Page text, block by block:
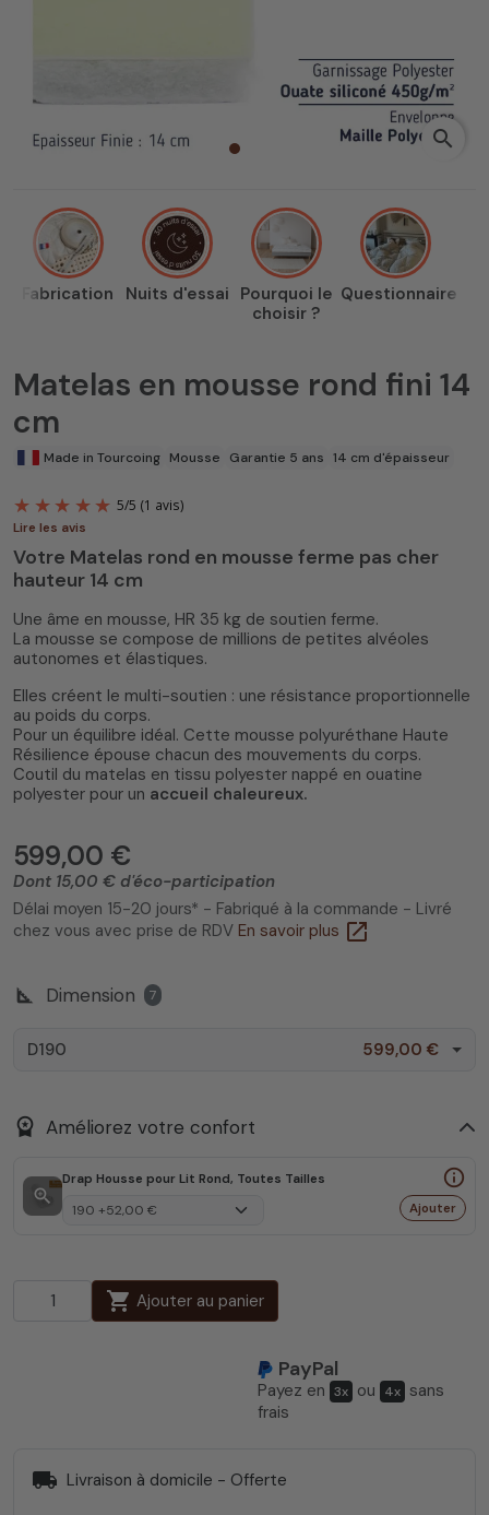
search
Fabrication Nuits d'essai Pourquoi le
choisir ?
Questionnaire
Matelas en mousse rond fini 14
cm
Made in Tourcoing Mousse Garantie 5 ans 14 cm d'épaisseur
Lire les avis
Votre Matelas rond en mousse ferme pas cher
hauteur 14 cm
Une âme en mousse, HR 35 kg de soutien ferme.
La mousse se compose de millions de petites alvéoles
autonomes et élastiques.
Elles créent le multi-soutien : une résistance proportionnelle
au poids du corps.
Pour un équilibre idéal. Cette mousse polyuréthane Haute
Résilience épouse chacun des mouvements du corps.
Coutil du matelas en tissu polyester nappé en ouatine
polyester pour un accueil chaleureux.
599,00 €
Dont 15,00 € d'éco-participation
Délai moyen 15-20 jours* - Fabriqué à la commande - Livré
chez vous avec prise de RDV En savoir plus open_in_new
square_foot Dimension 7
D190 599,00 €
workspace_premium Améliorez votre confort
zoom_in
Drap Housse pour Lit Rond, Toutes Tailles info_outline
Ajouter
shopping_cart Ajouter au panier
PayPal
Payez en 3x ou 4x sans
frais
local_shipping Livraison à domicile - Offerte